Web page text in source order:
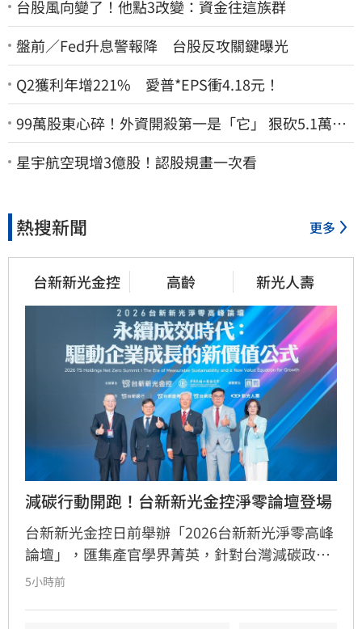
台股風向變了！他點3改變：資金往這族群
盤前／Fed升息警報降 台股反攻關鍵曝光
Q2獲利年增221% 愛普*EPS衝4.18元！
99萬股東心碎！外資開殺第一是「它」 狠砍5.1萬張
股價重挫近5%
星宇航空現增3億股！認股規畫一次看
熱搜新聞 更多
台新新光金控 高齡 新光人壽
減碳行動開跑！台新新光金控淨零論壇登場
台新新光金控日前舉辦「2026台新新光淨零高峰
論壇」，匯集產官學界菁英，針對台灣減碳政
策、碳定價制度及企業轉型策略進行深度對話。
5小時前